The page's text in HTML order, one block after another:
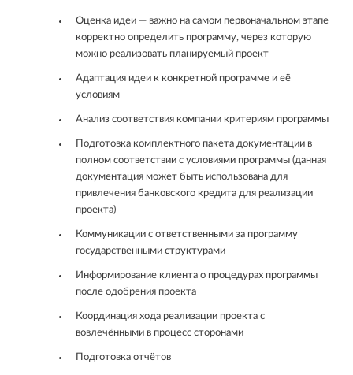
Оценка идеи — важно на самом первоначальном этапе
корректно определить программу, через которую
можно реализовать планируемый проект
Адаптация идеи к конкретной программе и её
условиям
Анализ соответствия компании критериям программы
Подготовка комплектного пакета документации в
полном соответствии с условиями программы (данная
документация может быть использована для
привлечения банковского кредита для реализации
проекта)
Коммуникации с ответственными за программу
государственными структурами
Информирование клиента о процедурах программы
после одобрения проекта
Координация хода реализации проекта с
вовлечёнными в процесс сторонами
Подготовка отчётов